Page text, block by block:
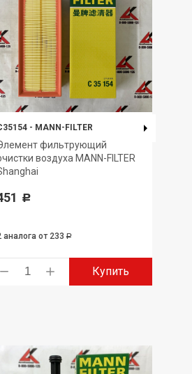
- MANN-FILTER
фильтрующий
воздуха MANN-FILTER
Р
аналога от 233 Р
Купить